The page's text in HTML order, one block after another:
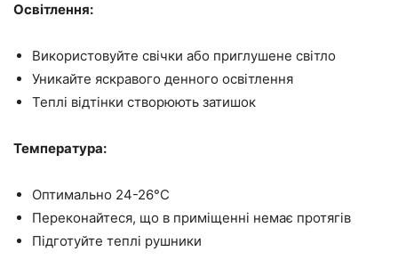
Освітлення:
Використовуйте свічки або приглушене світло
Уникайте яскравого денного освітлення
Теплі відтінки створюють затишок
Температура:
Оптимально 24-26°C
Переконайтеся, що в приміщенні немає протягів
Підготуйте теплі рушники